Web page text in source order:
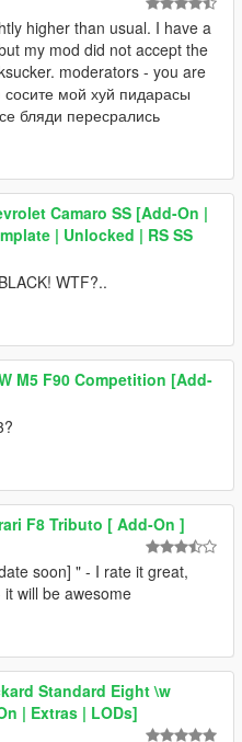
higher than usual. I have a
my mod did not accept the
moderators - you are
мой хуй пидарасы
бляди пересрались
Camaro SS [Add-On |
| Unlocked | RS SS
WTF?..
M5 F90 Competition [Add-
F8 Tributo [ Add-On ]
soon] " - I rate it great,
will be awesome
Standard Eight \w
| Extras | LODs]